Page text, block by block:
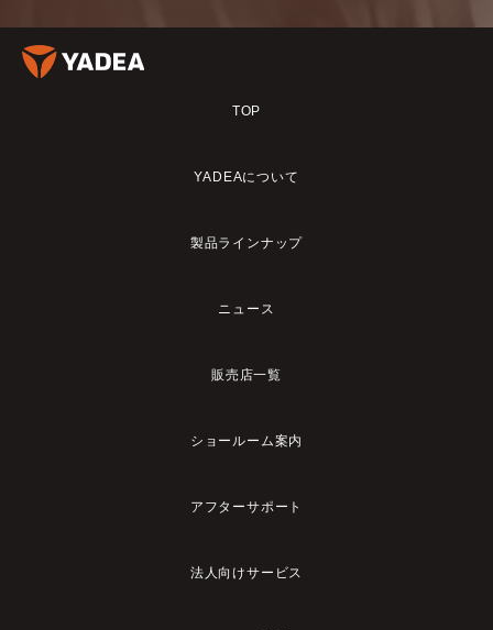
TOP
YADEAについて
製品ラインナップ
ニュース
販売店一覧
ショールーム案内
アフターサポート
法人向けサービス